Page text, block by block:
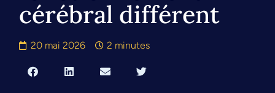
cérébral différent
20 mai 2026 2 minutes